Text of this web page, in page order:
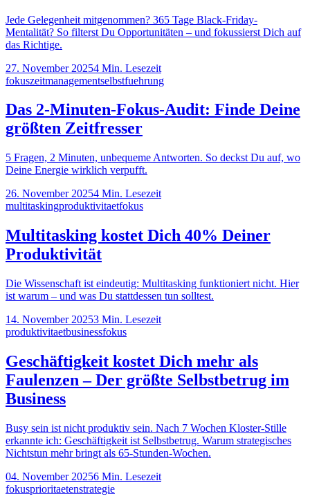
Jede Gelegenheit mitgenommen? 365 Tage Black-Friday-
Mentalität? So filterst Du Opportunitäten – und fokussierst Dich auf
das Richtige.
27. November 20254 Min. Lesezeit
fokuszeitmanagementselbstfuehrung
Das 2-Minuten-Fokus-Audit: Finde Deine
größten Zeitfresser
5 Fragen, 2 Minuten, unbequeme Antworten. So deckst Du auf, wo
Deine Energie wirklich verpufft.
26. November 20254 Min. Lesezeit
multitaskingproduktivitaetfokus
Multitasking kostet Dich 40% Deiner
Produktivität
Die Wissenschaft ist eindeutig: Multitasking funktioniert nicht. Hier
ist warum – und was Du stattdessen tun solltest.
14. November 20253 Min. Lesezeit
produktivitaetbusinessfokus
Geschäftigkeit kostet Dich mehr als
Faulenzen – Der größte Selbstbetrug im
Business
Busy sein ist nicht produktiv sein. Nach 7 Wochen Kloster-Stille
erkannte ich: Geschäftigkeit ist Selbstbetrug. Warum strategisches
Nichtstun mehr bringt als 65-Stunden-Wochen.
04. November 20256 Min. Lesezeit
fokusprioritaetenstrategie